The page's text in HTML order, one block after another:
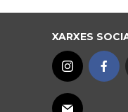
XARXES